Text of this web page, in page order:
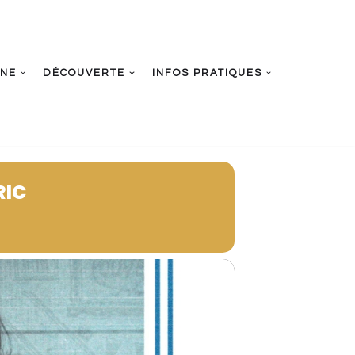
DÉCOUVERTE INFOS PRATIQUES